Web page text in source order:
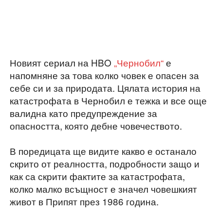
Новият сериал на HBO „Чернобил“е
напомняне за това колко човек е опасен за
себе си и за природата. Цялата история на
катастрофата в Чернобил е тежка и все още
валидна като предупреждение за
опасността, която дебне човечеството.
В поредицата ще видите какво е останало
скрито от реалността, подробности защо и
как са скрити фактите за катастрофата,
колко малко всъщност е значел човешкият
живот в Припят през 1986 година.